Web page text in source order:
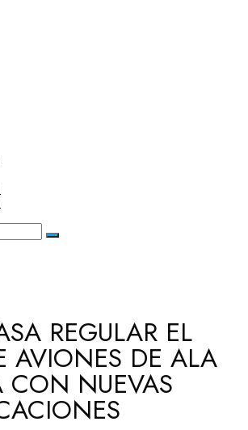
REGULAR EL
AVIONES DE ALA
CON NUEVAS